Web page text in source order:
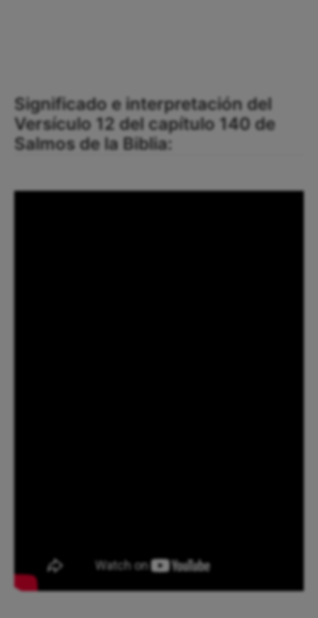
Significado e interpretación del
Versículo 12 del capítulo 140 de
Salmos de la Biblia: